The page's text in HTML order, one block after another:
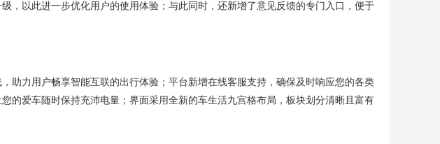
，以此进一步优化用户的使用体验；与此同时，还新增了意见反馈的专门入口，便于
助力用户畅享智能互联的出行体验；平台新增在线客服支持，确保及时响应您的各类
的爱车随时保持充沛电量；界面采用全新的车生活九宫格布局，板块划分清晰且富有